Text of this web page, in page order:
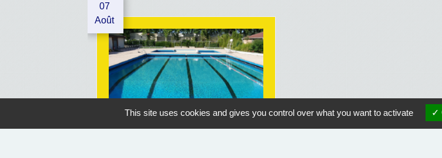
07
Août
OUVERTURE PISCINE
This site uses cookies and gives you control over what you want to activate